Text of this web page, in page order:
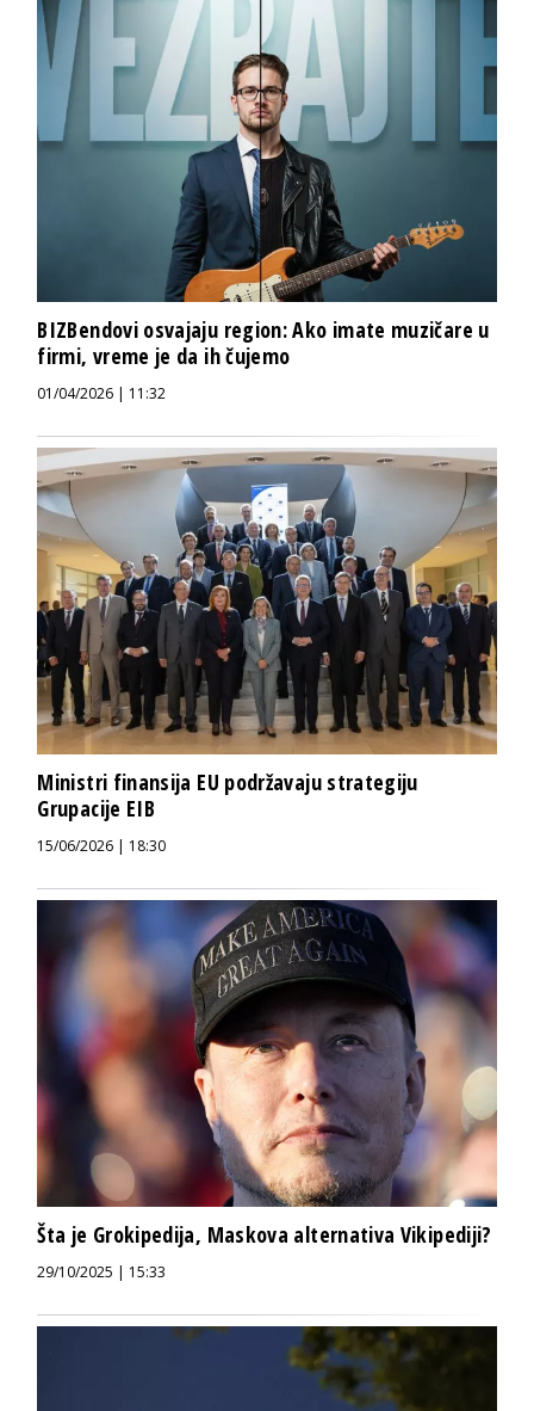
BIZBendovi osvajaju region: Ako imate muzičare u
firmi, vreme je da ih čujemo
01/04/2026 | 11:32
Ministri finansija EU podržavaju strategiju
Grupacije EIB
15/06/2026 | 18:30
Šta je Grokipedija, Maskova alternativa Vikipediji?
29/10/2025 | 15:33